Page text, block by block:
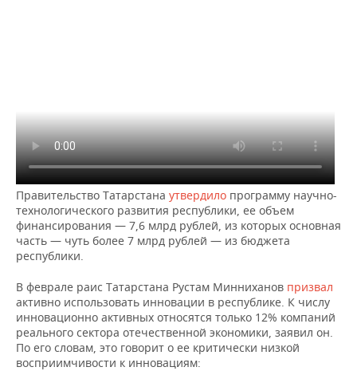
Правительство Татарстана утвердило программу научно-
технологического развития республики, ее объем
финансирования — 7,6 млрд рублей, из которых основная
часть — чуть более 7 млрд рублей — из бюджета
республики.
В феврале раис Татарстана Рустам Минниханов призвал
активно использовать инновации в республике. К числу
инновационно активных относятся только 12% компаний
реального сектора отечественной экономики, заявил он.
По его словам, это говорит о ее критически низкой
восприимчивости к инновациям: